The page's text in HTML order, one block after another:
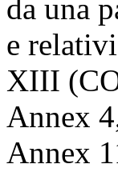
da una
e
XIII
Annex
Annex